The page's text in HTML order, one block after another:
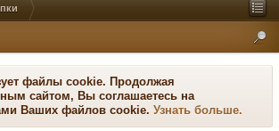
файлы cookie. Продолжая
сайтом, Вы соглашаетесь на
Ваших файлов cookie. Узнать больше.